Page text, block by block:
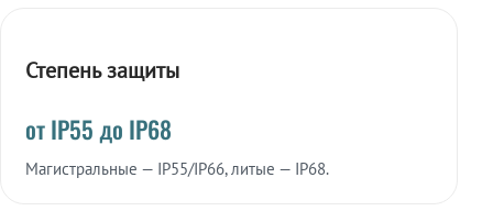
Степень защиты
от IP55 до IP68
Магистральные — IP55/IP66, литые — IP68.